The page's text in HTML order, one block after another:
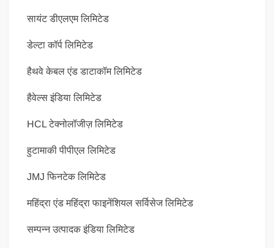
सायंट डीएलएम लिमिटेड
डेल्टा कॉर्प लिमिटेड
हैथवे केबल एंड डाटाकॉम लिमिटेड
हैवेल्स इंडिया लिमिटेड
HCL टेक्नोलॉजीज़ लिमिटेड
हुटामाकी पीपीएल लिमिटेड
JMJ फिनटेक लिमिटेड
महिंद्रा एंड महिंद्रा फाइनेंशियल सर्विसेज लिमिटेड
सम्पन्न उत्पादक इंडिया लिमिटेड